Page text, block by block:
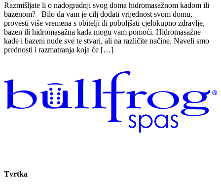
Razmišljate li o nadogradnji svog doma hidromasažnom kadom ili
bazenom? Bilo da vam je cilj dodati vrijednost svom domu,
provesti više vremena s obitelji ili poboljšati cjelokupno zdravlje,
bazen ili hidromasažna kada mogu vam pomoći. Hidromasažne
kade i bazeni nude sve te stvari, ali na različite načine. Naveli smo
prednosti i razmatranja koja će […]
Tvrtka